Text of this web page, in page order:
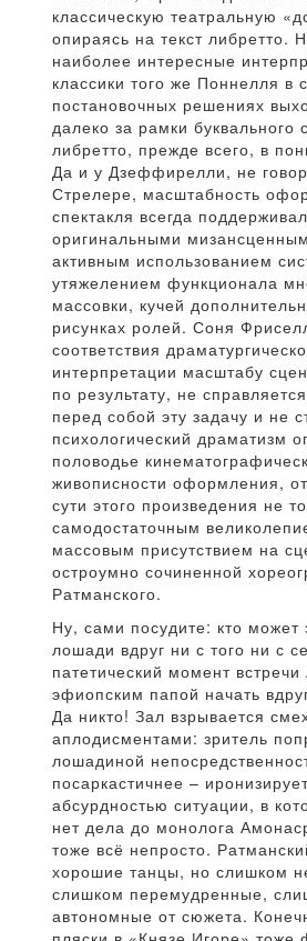
классическую театральную
опираясь на текст либретто.
наиболее интересные
классики того же Поннелля в
постановочных решениях
далеко за рамки буквального
либретто, прежде всего, в
Да и у Дзеффирелли, не
Стрелере, масштабность
спектакля всегда
оригинальными
активным использованием
утяжелением функционала
массовки, кучей
рисунках ролей. Соня
соответствия
интерпретации масштабу
по результату, не
перед собой эту задачу и не
психологический драматизм
половодье
живописности оформления,
сути этого произведения не
самодостаточным
массовым присутствием на
остроумно сочиненной
Ратманского.
Ну, сами посудите: кто может
лошади вдруг ни с того ни с
патетический момент
эфиопским папой начать
Да никто! Зал взрывается
аплодисментами: зритель
лошадиной
посаркастичнее –
абсурдностью ситуации, в
нет дела до монолога
тоже всё непросто.
хорошие танцы, но слишком
слишком перемудренные,
автономные от сюжета.